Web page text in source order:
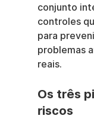
conjunto
controles
para
problemas
reais.
Os três
riscos